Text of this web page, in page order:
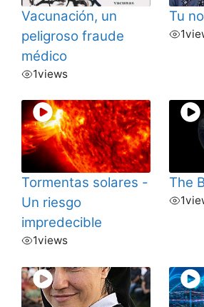
Vacunación, un
peligroso fraude
médico
1views
Tu
1
Tormentas solares -
Un riesgo
impredecible
1views
The
1